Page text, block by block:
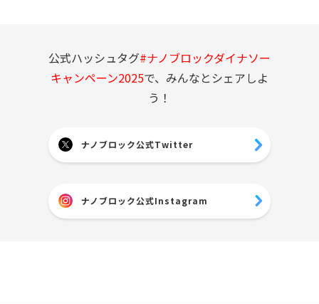
公式ハッシュタグ#ナノブロックダイナソー
キャンペーン2025で、みんなとシェアしよ
う！
ナノブロック公式Twitter
ナノブロック公式Instagram